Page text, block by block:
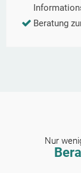
Beratung
Nur